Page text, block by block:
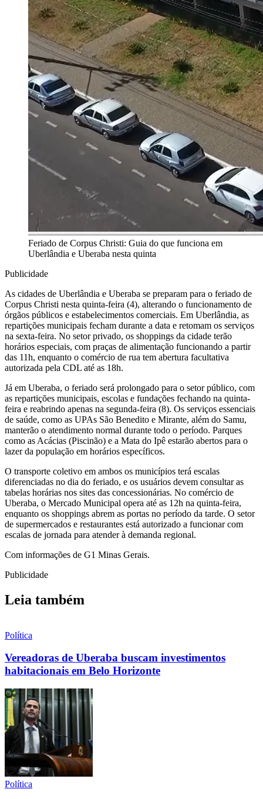
Feriado de Corpus Christi: Guia do que funciona em
Uberlândia e Uberaba nesta quinta
Publicidade
As cidades de Uberlândia e Uberaba se preparam para o feriado de
Corpus Christi nesta quinta-feira (4), alterando o funcionamento de
órgãos públicos e estabelecimentos comerciais. Em Uberlândia, as
repartições municipais fecham durante a data e retomam os serviços
na sexta-feira. No setor privado, os shoppings da cidade terão
horários especiais, com praças de alimentação funcionando a partir
das 11h, enquanto o comércio de rua tem abertura facultativa
autorizada pela CDL até as 18h.
Já em Uberaba, o feriado será prolongado para o setor público, com
as repartições municipais, escolas e fundações fechando na quinta-
feira e reabrindo apenas na segunda-feira (8). Os serviços essenciais
de saúde, como as UPAs São Benedito e Mirante, além do Samu,
manterão o atendimento normal durante todo o período. Parques
como as Acácias (Piscinão) e a Mata do Ipê estarão abertos para o
lazer da população em horários específicos.
O transporte coletivo em ambos os municípios terá escalas
diferenciadas no dia do feriado, e os usuários devem consultar as
tabelas horárias nos sites das concessionárias. No comércio de
Uberaba, o Mercado Municipal opera até as 12h na quinta-feira,
enquanto os shoppings abrem as portas no período da tarde. O setor
de supermercados e restaurantes está autorizado a funcionar com
escalas de jornada para atender à demanda regional.
Com informações de G1 Minas Gerais.
Publicidade
Leia também
Política
Vereadoras de Uberaba buscam investimentos
habitacionais em Belo Horizonte
Política